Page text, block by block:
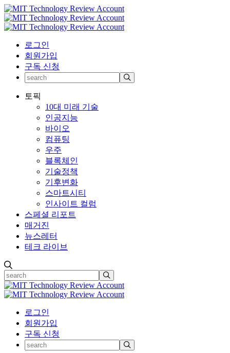
로그인
회원가입
구독 신청
토픽
10대 미래 기술
인공지능
바이오
컴퓨팅
우주
블록체인
기술정책
기후변화
스마트시티
인사이트 컬럼
스페셜 리포트
매거진
뉴스레터
테크 라이브
로그인
회원가입
구독 신청